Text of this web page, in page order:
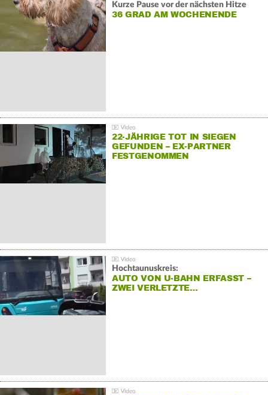
Kurze Pause vor der nächsten Hitze
36 GRAD AM WOCHENENDE
22-JÄHRIGE TOT IN SIEGEN
GEFUNDEN – EX-PARTNER
FESTGENOMMEN
Hochtaunuskreis:
AUTO VON U-BAHN ERFASST –
ZWEI VERLETZTE…